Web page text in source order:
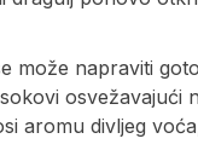
može napraviti
osvežavajući
aromu divljeg